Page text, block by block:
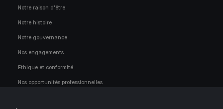
Notre raison d'être
Notre histoire
Notre gouvernance
Nos engagements
Ethique et conformité
Nos opportunités professionnelles